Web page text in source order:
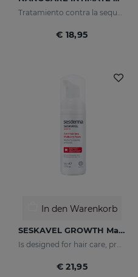
Tratamiento contra la sequedad vaginal. Humecta y lubrica de forma inmediata y duradera.
€ 18,95
In den Warenkorb
SESKAVEL GROWTH Maulbeerschaum
€ 21,95